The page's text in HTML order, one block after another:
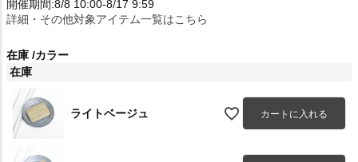
開催期間:8/8 10:00-8/17 9:59
詳細・その他対象アイテム一覧はこちら
在庫 カラー
在庫
ライトベージュ カートに入れる